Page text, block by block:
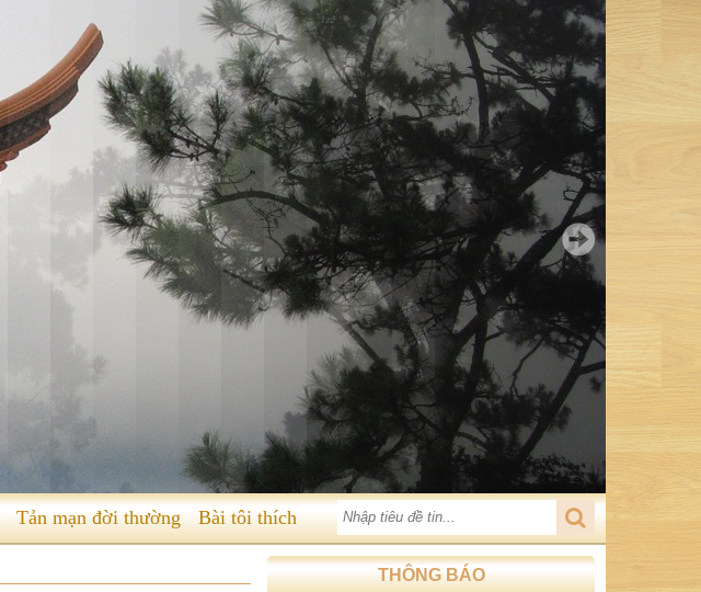
Tản mạn đời thường Bài tôi thích
THÔNG BÁO